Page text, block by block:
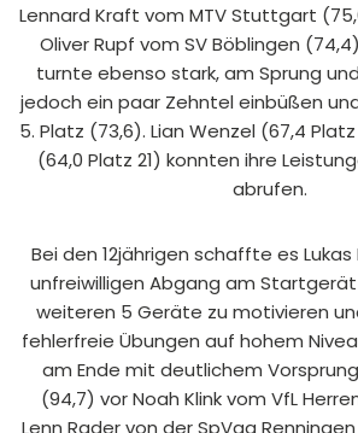
Lennard Kraft vom MTV Stuttgart
Oliver Rupf vom SV Böblingen
turnte ebenso stark, am Sprung
jedoch ein paar Zehntel einbüßen
5. Platz (73,6). Lian Wenzel (67,4
(64,0 Platz 21) konnten ihre
abrufen.
Bei den 12jährigen schaffte es
unfreiwilligen Abgang am
weiteren 5 Geräte zu motivieren
fehlerfreie Übungen auf hohem
am Ende mit deutlichem
(94,7) vor Noah Klink vom VfL
Lenn Rader von der SpVgg